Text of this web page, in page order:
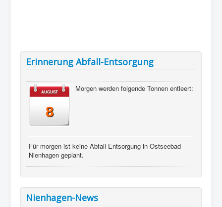
Erinnerung Abfall-Entsorgung
AUGUST
8
Morgen werden folgende Tonnen entleert:
Für morgen ist keine Abfall-Entsorgung in Ostseebad
Nienhagen geplant.
Nienhagen-News